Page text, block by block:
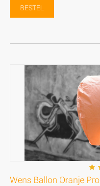
BESTEL
Wens Ballon Oranje Pro